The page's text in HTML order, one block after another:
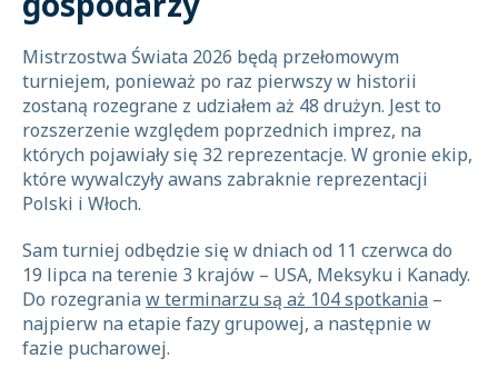
Mistrzostwa Świata 2026 będą przełomowym
turniejem, ponieważ po raz pierwszy w historii
zostaną rozegrane z udziałem aż 48 drużyn. Jest to
rozszerzenie względem poprzednich imprez, na
których pojawiały się 32 reprezentacje. W gronie ekip,
które wywalczyły awans zabraknie reprezentacji
Polski i Włoch.
Sam turniej odbędzie się w dniach od 11 czerwca do
19 lipca na terenie 3 krajów – USA, Meksyku i Kanady.
Do rozegraniaw terminarzu są aż 104 spotkania –
najpierw na etapie fazy grupowej, a następnie w
fazie pucharowej.